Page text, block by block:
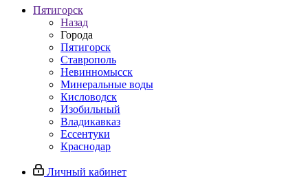
Пятигорск
Назад
Города
Пятигорск
Ставрополь
Невинномысск
Минеральные воды
Кисловодск
Изобильный
Владикавказ
Ессентуки
Краснодар
Личный кабинет